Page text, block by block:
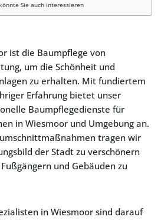
Sie auch interessieren
ist die Baumpflege von
um die Schönheit und
zu erhalten. Mit fundiertem
Erfahrung bietet unser
Baumpflegedienste für
in Wiesmoor und Umgebung an.
tragen wir
der Stadt zu verschönern
und Gebäuden zu
in Wiesmoor sind darauf